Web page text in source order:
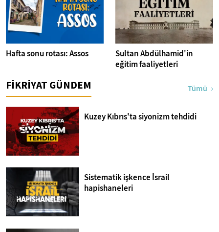
Hafta sonu rotası: Assos
Sultan Abdülhamid'in
eğitim faaliyetleri
FİKRİYAT GÜNDEM Tümü
Kuzey Kıbrıs'ta siyonizm tehdidi
Sistematik işkence İsrail
hapishaneleri